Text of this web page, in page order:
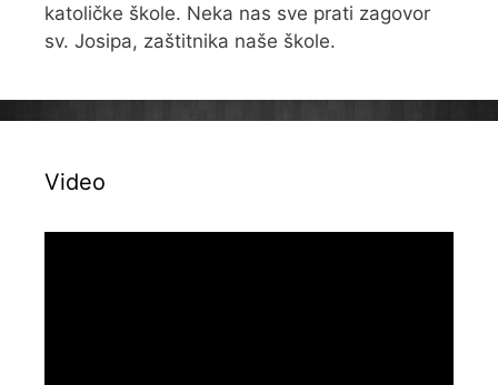
katoličke škole. Neka nas sve prati zagovor
sv. Josipa, zaštitnika naše škole.
Video